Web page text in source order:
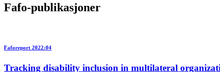
Fafo-publikasjoner
Faforeport 2022:04
Tracking disability inclusion in multilateral